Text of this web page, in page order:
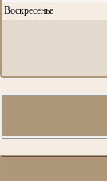
Воскресенье